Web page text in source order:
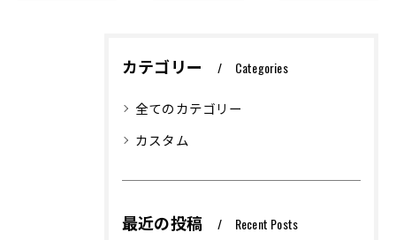
カテゴリー Categories
全てのカテゴリー
カスタム
最近の投稿 Recent Posts